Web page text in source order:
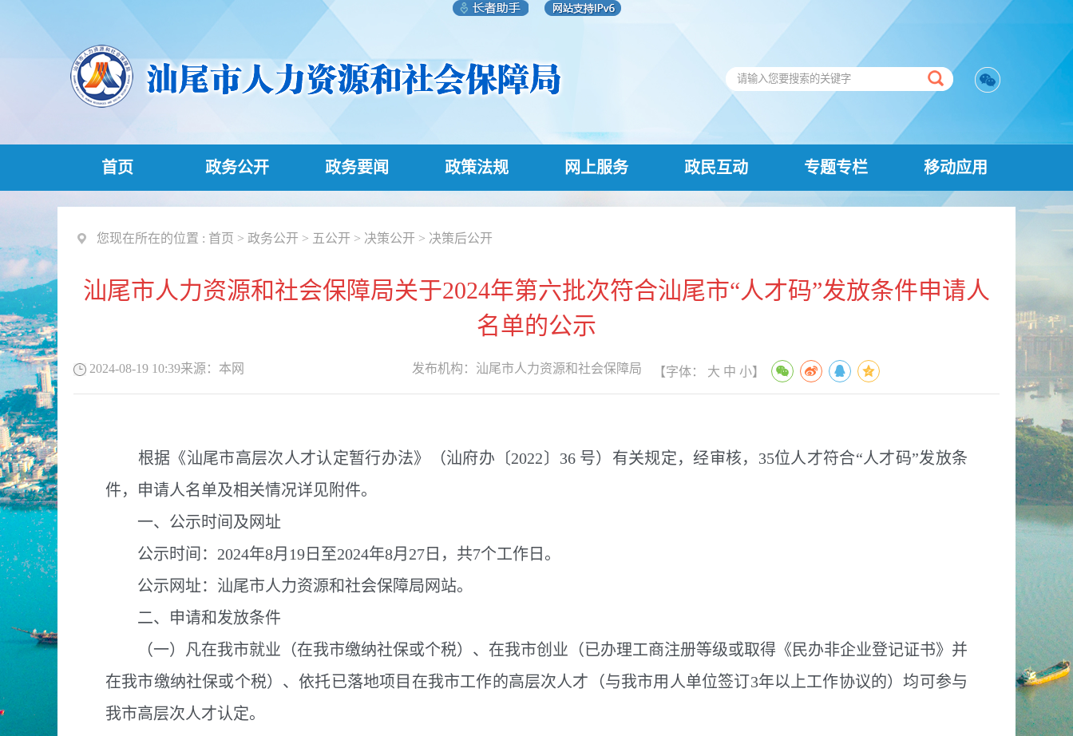
首页 政务公开 政务要闻 政策法规 网上服务 政民互动 专题专栏 移动应用
您现在所在的位置 : 首页 > 政务公开 > 五公开 > 决策公开 > 决策后公开
汕尾市人力资源和社会保障局关于2024年第六批次符合汕尾市“人才码”发放条件申请人
名单的公示
2024-08-19 10:39来源： 本网 发布机构： 汕尾市人力资源和社会保障局 【字体： 大 中 小】
根据《汕尾市高层次人才认定暂行办法》（汕府办〔2022〕36 号）有关规定，经审核，35位人才符合“人才码”发放条
件，申请人名单及相关情况详见附件。
一、公示时间及网址
公示时间：2024年8月19日至2024年8月27日，共7个工作日。
公示网址：汕尾市人力资源和社会保障局网站。
二、申请和发放条件
（一）凡在我市就业（在我市缴纳社保或个税）、在我市创业（已办理工商注册等级或取得《民办非企业登记证书》并
在我市缴纳社保或个税）、依托已落地项目在我市工作的高层次人才（与我市用人单位签订3年以上工作协议的）均可参与
我市高层次人才认定。